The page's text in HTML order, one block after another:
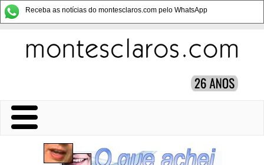
Receba as notícias do montesclaros.com pelo WhatsApp